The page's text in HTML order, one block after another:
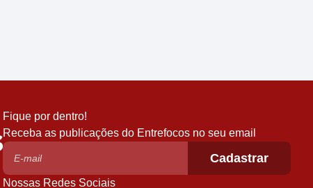
Fique por dentro!
Receba as publicações do Entrefocos no seu email
Nossas Redes Sociais